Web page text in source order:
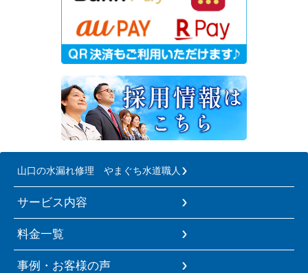
山口の水漏れ修理 やまぐち水道職人
サービス内容
料金一覧
事例・お客様の声